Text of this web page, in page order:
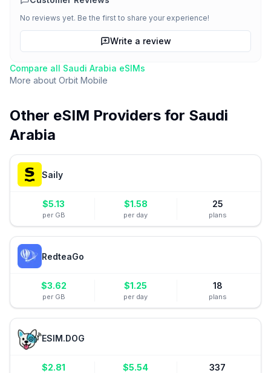
No reviews yet. Be the first to share your experience!
Write a review
Compare all Saudi Arabia eSIMs
More about Orbit Mobile
Other eSIM Providers for Saudi
Arabia
Saily
$5.13
per GB
$1.58
per day
25
plans
RedteaGo
$3.62
per GB
$1.25
per day
18
plans
ESIM.DOG
$2.81 $5.54 337